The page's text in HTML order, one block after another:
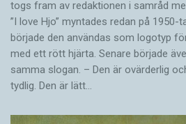
togs fram av redaktionen i samråd
”I love Hjo” myntades redan på 1950-
började den användas som logotyp
med ett rött hjärta. Senare började
samma slogan. – Den är ovärderlig
tydlig. Den är lätt…